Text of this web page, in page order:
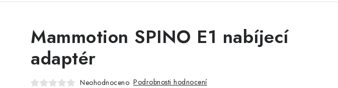
Mammotion SPINO E1 nabíjecí
adaptér
Neohodnoceno Podrobnosti hodnocení